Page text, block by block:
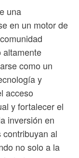
una
en un motor de
altamente
como un
y
acceso
y fortalecer el
inversión en
al
no solo a la